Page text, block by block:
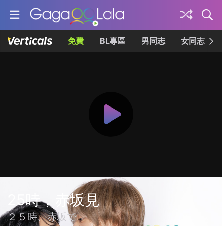
免費 BL專區 男同志 女同志
25時，赤坂見
２５時、赤坂で